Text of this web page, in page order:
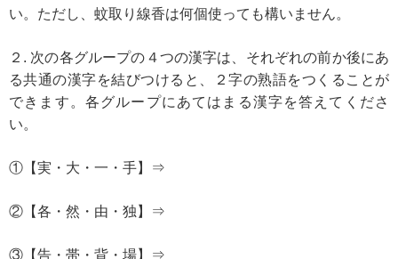
い。ただし、蚊取り線香は何個使っても構いません。
２. 次の各グループの４つの漢字は、それぞれの前か後にあ
る共通の漢字を結びつけると、２字の熟語をつくることが
できます。各グループにあてはまる漢字を答えてくださ
い。
①【実・大・一・手】⇒
②【各・然・由・独】⇒
③【告・帯・背・場】⇒